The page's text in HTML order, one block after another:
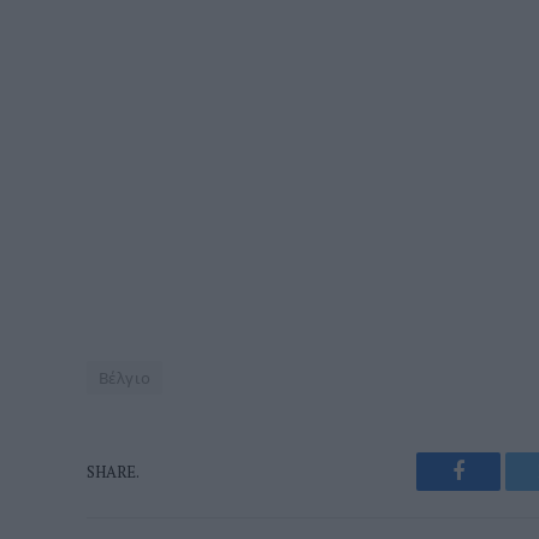
Βέλγιο
SHARE.